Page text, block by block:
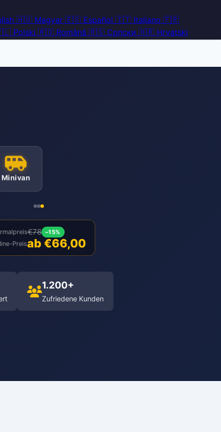
🇭🇺 Magyar 🇪🇸 Español 🇮🇹 Italiano 🇫🇷
Polski 🇷🇴 Română 🇷🇸 Српски 🇭🇷 Hrvatski
Minivan
€78 –15%
Preisab €66,00
1.200+
Zufriedene Kunden